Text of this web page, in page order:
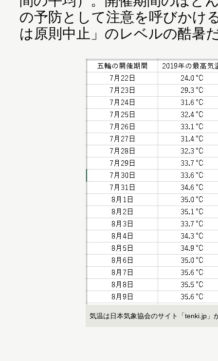
の予防として注意を呼びかけ
は原則中止」のレベルの酷暑
気温は日本気象協会のサイト「tenki.jp」